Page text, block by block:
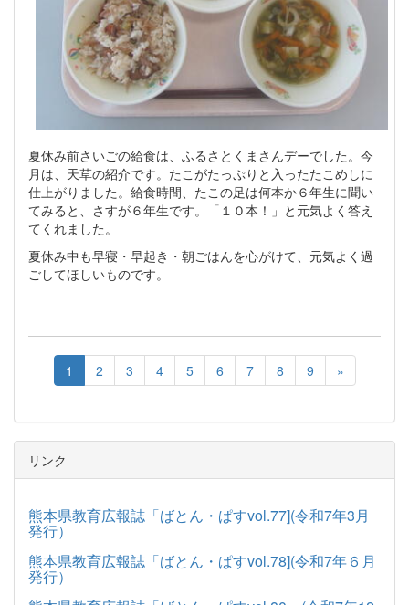
夏休み前さいごの給食は、ふるさとくまさんデーでした。今
月は、天草の紹介です。たこがたっぷりと入ったたこめしに
仕上がりました。給食時間、たこの足は何本か６年生に聞い
てみると、さすが６年生です。「１０本！」と元気よく答え
てくれました。
夏休み中も早寝・早起き・朝ごはんを心がけて、元気よく過
ごしてほしいものです。
1 2 3 4 5 6 7 8 9 »
リンク
熊本県教育広報誌「ばとん・ぱすvol.77](令和7年3月
発行）
熊本県教育広報誌「ばとん・ぱすvol.78](令和7年６月
発行）